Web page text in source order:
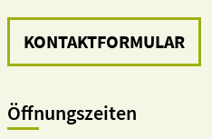
KONTAKTFORMULAR
Öffnungszeiten